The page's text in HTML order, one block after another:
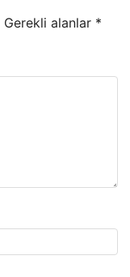
Gerekli alanlar *